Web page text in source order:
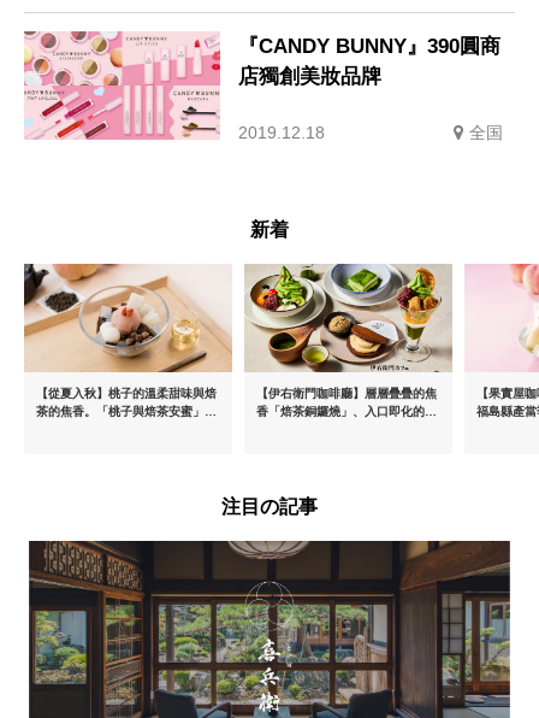
『CANDY BUNNY』390圓商
店獨創美妝品牌
2019.12.18 全国
新着
【從夏入秋】桃子的溫柔甜味與焙
茶的焦香。「桃子與焙茶安蜜」將
【伊右衛門咖啡廳】層層疊疊的焦
香「焙茶銅鑼燒」、入口即化的
【果實屋
福島縣產
注目の記事